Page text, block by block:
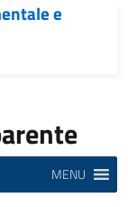
e
MENU